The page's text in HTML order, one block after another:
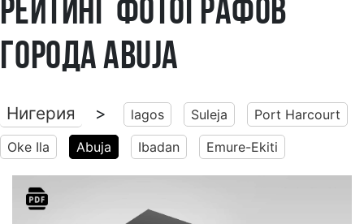
Рейтинг фотографов
города Abuja
Нигерия > lagos Suleja
Port Harcourt
Oke Ila
Abuja Ibadan Emure-Ekiti